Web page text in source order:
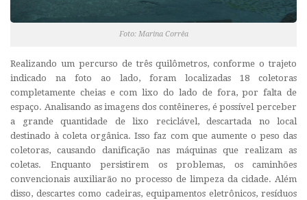
Foto: Marina Corrêa
Realizando um percurso de três quilômetros, conforme o trajeto
indicado na foto ao lado, foram localizadas 18 coletoras
completamente cheias e com lixo do lado de fora, por falta de
espaço. Analisando as imagens dos contêineres, é possível perceber
a grande quantidade de lixo reciclável, descartada no local
destinado à coleta orgânica. Isso faz com que aumente o peso das
coletoras, causando danificação nas máquinas que realizam as
coletas. Enquanto persistirem os problemas, os caminhões
convencionais auxiliarão no processo de limpeza da cidade. Além
disso, descartes como cadeiras, equipamentos eletrônicos, resíduos